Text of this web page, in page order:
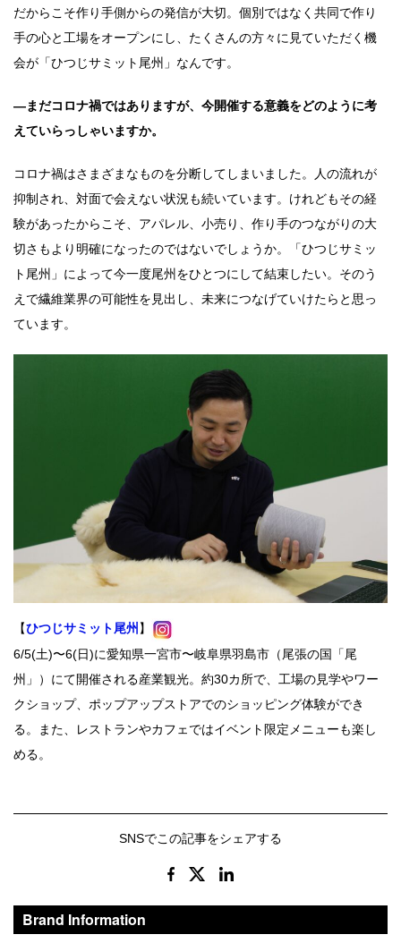
だからこそ作り手側からの発信が大切。個別ではなく共同で作り
手の心と工場をオープンにし、たくさんの方々に見ていただく機
会が「ひつじサミット尾州」なんです。
―まだコロナ禍ではありますが、今開催する意義をどのように考
えていらっしゃいますか。
コロナ禍はさまざまなものを分断してしまいました。人の流れが
抑制され、対面で会えない状況も続いています。けれどもその経
験があったからこそ、アパレル、小売り、作り手のつながりの大
切さもより明確になったのではないでしょうか。「ひつじサミッ
ト尾州」によって今一度尾州をひとつにして結束したい。そのう
えで繊維業界の可能性を見出し、未来につなげていけたらと思っ
ています。
【ひつじサミット尾州 】
6/5(土)〜6(日)に愛知県一宮市〜岐阜県羽島市（尾張の国「尾
州」）にて開催される産業観光。約30カ所で、工場の見学やワー
クショップ、ポップアップストアでのショッピング体験ができ
る。また、レストランやカフェではイベント限定メニューも楽し
める。
SNSでこの記事をシェアする
Brand Information